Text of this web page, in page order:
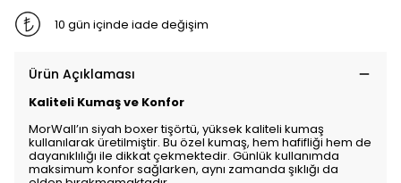
10 gün içinde iade değişim
Ürün Açıklaması
Kaliteli Kumaş ve Konfor
MorWall’ın siyah boxer tişörtü, yüksek kaliteli kumaş
kullanılarak üretilmiştir. Bu özel kumaş, hem hafifliği hem de
dayanıklılığı ile dikkat çekmektedir. Günlük kullanımda
maksimum konfor sağlarken, aynı zamanda şıklığı da